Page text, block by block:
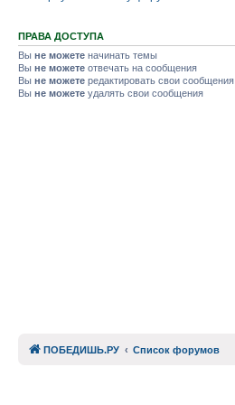
ПРАВА ДОСТУПА
Вы не можете начинать темы
Вы не можете отвечать на сообщения
Вы не можете редактировать свои сообщения
Вы не можете удалять свои сообщения
ПОБЕДИШЬ.РУ Список форумов